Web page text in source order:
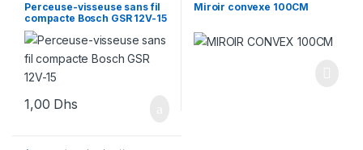
Perceuse-visseuse sans fil
compacte Bosch GSR 12V-15
1,00 Dhs
Miroir convexe 100CM